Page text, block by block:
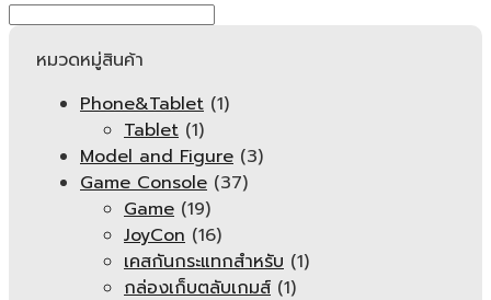
หมวดหมู่สินค้า
Phone&Tablet (1)
Tablet (1)
Model and Figure (3)
Game Console (37)
Game (19)
JoyCon (16)
เคสกันกระแทกสำหรับ (1)
กล่องเก็บตลับเกมส์ (1)